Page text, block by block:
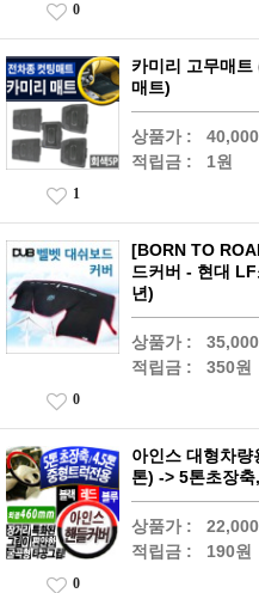
0
카미리 고무매
매트)
상품가 : 40,000
적립금 : 1원
1
[BORN TO
드커버 - 현대
년)
상품가 : 35,000
적립금 : 350원
0
아인스 대형차
톤) -> 5톤초장
상품가 : 22,000
적립금 : 190원
0